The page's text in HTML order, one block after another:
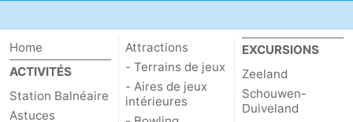
bos
Middelburg
Zeeuws-
Vlaanderen
-
Nieuwvliet
-
Home
ACTIVITÉS
Station Balnéaire
Astuces
Attractions
- Terrains de jeux
- Aires de jeux
intérieures
EXCURSIONS
Zeeland
Schouwen-
Duiveland